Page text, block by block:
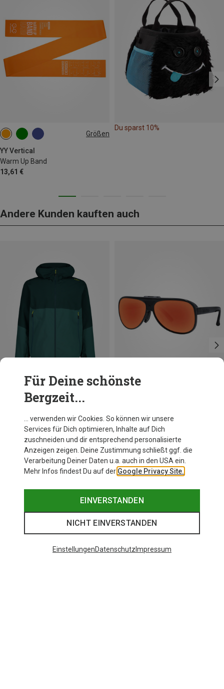
Größen
YY Vertical
Warm Up Band
13,61 €
HARD
Du sparst 10%
Andere Kunden kauften auch
Du sparst 40%
Für Deine schönste
Bergzeit...
… verwenden wir Cookies. So können wir unsere
Services für Dich optimieren, Inhalte auf Dich
zuschneiden und dir entsprechend personalisierte
Anzeigen zeigen. Deine Zustimmung schließt ggf. die
Verarbeitung Deiner Daten u.a. auch in den USA ein.
Mehr Infos findest Du auf der Google Privacy Site.
EINVERSTANDEN
NICHT EINVERSTANDEN
EinstellungenDatenschutz Impressum